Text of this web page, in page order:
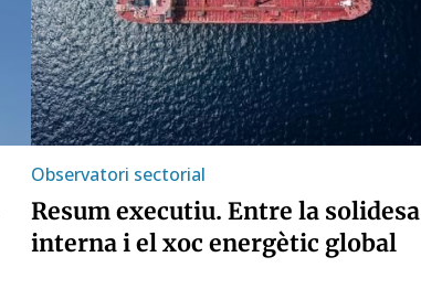
Observatori sectorial
Resum executiu. Entre la solidesa
interna i el xoc energètic global